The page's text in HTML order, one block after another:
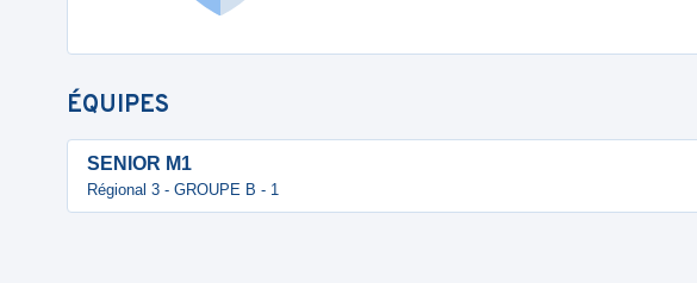
ÉQUIPES
SENIOR M1
Régional 3 - GROUPE B - 1